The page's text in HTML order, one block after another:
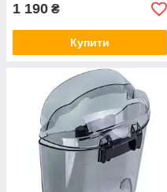
1 190 ₴
Купити